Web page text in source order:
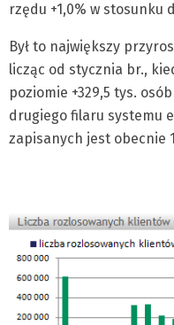
rzędu +1,0% w stosunku
Był to największy
licząc od stycznia br.,
poziomie +329,5 tys.
drugiego filaru systemu
zapisanych jest obecnie